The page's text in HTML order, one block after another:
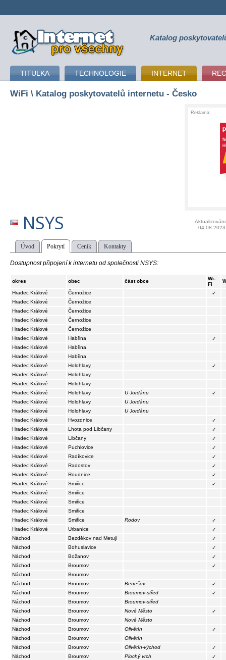
připojení k internetu Katalog
TITULKA TECHNOLOGIE INTERNET
WiFi \ Katalog poskytovatelů internetu - Česko
Reklama:
NSYS
04.08.2023
Úvod Pokrytí Ceník Kontakty
Dostupnost připojení k internetu od společnosti NSYS:
okres obec část obce
Wi-
Fi
Hradec Králové Černožice
✓
Hradec Králové
Černožice
Hradec Králové
Černožice
Hradec Králové
Černožice
Hradec Králové
Černožice
Hradec Králové
Habřina
✓
Hradec Králové
Habřina
Hradec Králové
Habřina
Hradec Králové
Holohlavy
✓
Hradec Králové
Holohlavy
Hradec Králové
Holohlavy
Hradec Králové
Holohlavy U Jordánu
✓
Hradec Králové
Holohlavy
U Jordánu
Hradec Králové
Holohlavy
U Jordánu
Hradec Králové
Hvozdnice
✓
Hradec Králové
Lhota pod Libčany
✓
Hradec Králové
Libčany
✓
Hradec Králové
Puchlovice
✓
Hradec Králové
Radíkovice
✓
Hradec Králové
Radostov
✓
Hradec Králové
Roudnice
✓
Hradec Králové
Smiřice
✓
Hradec Králové
Smiřice
Hradec Králové
Smiřice
Hradec Králové
Smiřice
Hradec Králové
Smiřice Rodov
✓
Hradec Králové
Urbanice
✓
Náchod
Bezděkov nad Metují
✓
Náchod
Bohuslavice
✓
Náchod
Božanov
✓
Náchod
Broumov
✓
Náchod
Broumov
Náchod
Broumov Benešov
✓
Náchod
Broumov Broumov-střed
✓
Náchod
Broumov
Broumov-střed
Náchod
Broumov Nové Město
✓
Náchod
Broumov
Nové Město
Náchod
Broumov Olivětín
✓
Náchod
Broumov
Olivětín
Náchod
Broumov Olivětín-východ
✓
Náchod
Broumov Plochý vrch
✓